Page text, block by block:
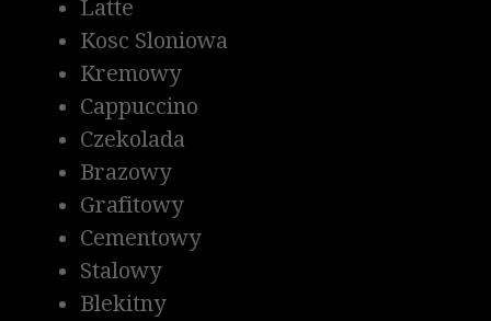
Latte
Kosc Sloniowa
Kremowy
Cappuccino
Czekolada
Brazowy
Grafitowy
Cementowy
Stalowy
Blekitny